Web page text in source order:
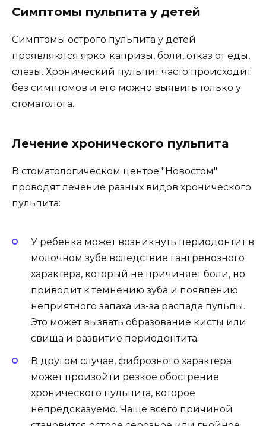
свища и развитие периодонтита.
может произойти резкое обострение
хронического пульпита, которое
непредсказуемо. Чаще всего причиной
становится острое серозное или гнойное
воспаление пульпы.
гипертрофического периодонтита,
приводит к разрастанию пульпы и
кровоточивости.
Современный подход к
лечению молочных зубов с
погибшим нервом
(периодонтит молочного зуба)
В прошлом диагноз "периодонтит молочного
зуба" означал только одно — удаление зуба.
Российские стоматологи не имели методов
лечения инфицированных молочных зубов,
Даже если болей не было, зуб с
некротизированной пульпой был источником